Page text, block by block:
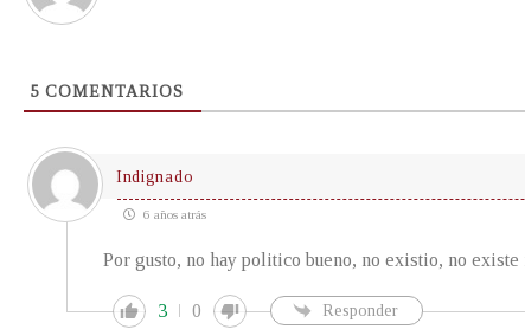
5 COMENTARIOS
Indignado
6 años atrás
Por gusto, no hay politico bueno, no existio, no
3 0 Responder